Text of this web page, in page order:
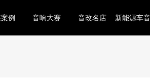
例 音响大赛 音改名店